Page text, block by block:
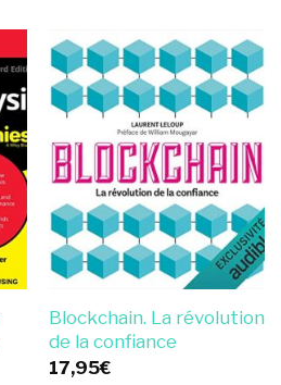
Blockchain. La révolution
de la confiance
17,95€